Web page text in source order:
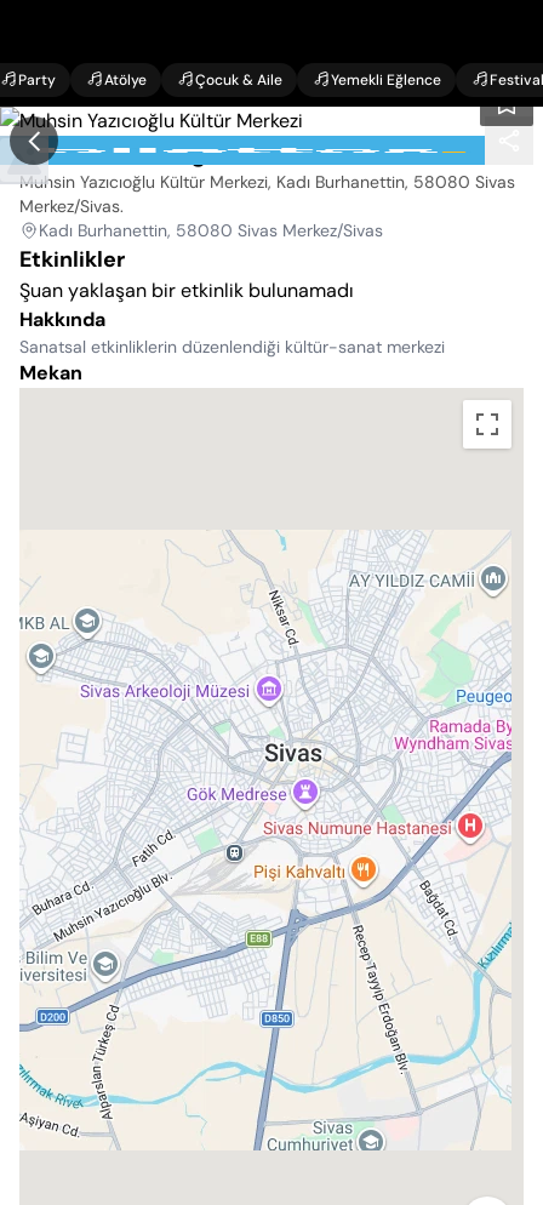
Party Atölye Çocuk & Aile Yemekli Eğlence Festival
Muhsin Yazıcıoğlu Kültür Merkezi
Muhsin Yazıcıoğlu Kültür Merkezi, Kadı Burhanettin, 58080 Sivas
Merkez/Sivas.
Kadı Burhanettin, 58080 Sivas Merkez/Sivas
Etkinlikler
Şuan yaklaşan bir etkinlik bulunamadı
Hakkında
Sanatsal etkinliklerin düzenlendiği kültür-sanat merkezi
Mekan